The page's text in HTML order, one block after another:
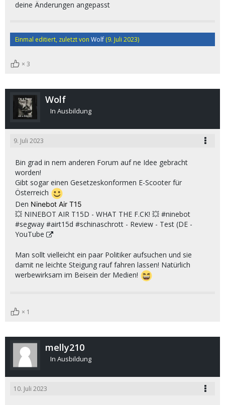
deine Änderungen angepasst
Einmal editiert, zuletzt von Wolf (9. Juli 2023)
3
Wolf
In Ausbildung
9. Juli 2023
Bin grad in nem anderen Forum auf ne Idee gebracht
worden!
Gibt sogar einen Gesetzeskonformen E-Scooter für
Österreich
Den Ninebot Air T15
💥 NINEBOT AIR T15D - WHAT THE F.CK! 💥 #ninebot
#segway #airt15d #schinaschrott - Review - Test (DE -
YouTube
Man sollt vielleicht ein paar Politiker aufsuchen und sie
damit ne leichte Steigung rauf fahren lassen! Natürlich
werbewirksam im Beisein der Medien!
1
melly210
In Ausbildung
10. Juli 2023